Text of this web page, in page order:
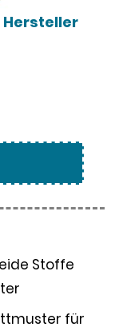
Stoffe
für